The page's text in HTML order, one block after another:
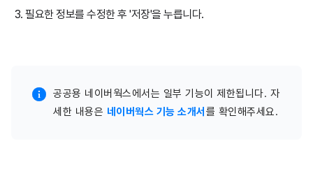
필요한 정보를 수정한 후 '저장'을 누릅니다.
공공용 네이버웍스에서는 일부 기능이 제한됩니다. 자
세한 내용은 네이버웍스 기능 소개서 를 확인해주세요.